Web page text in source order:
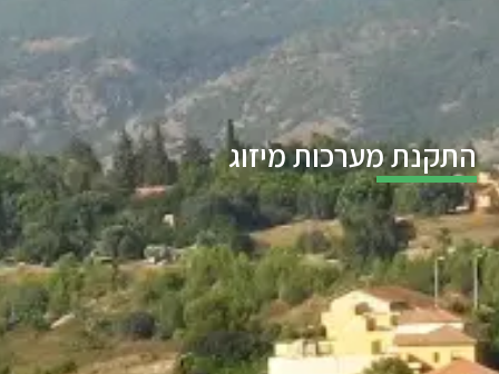
התקנת מערכות מיזוג